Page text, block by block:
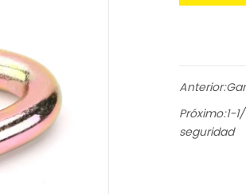
Anterior:
Próximo:1-
seguridad